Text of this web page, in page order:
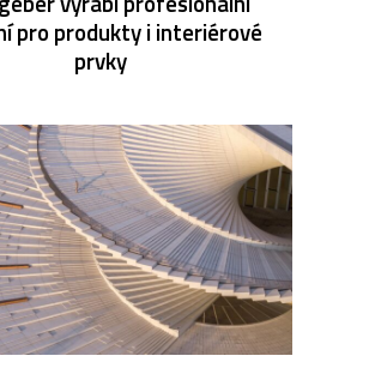
pro produkty i interiérové
prvky